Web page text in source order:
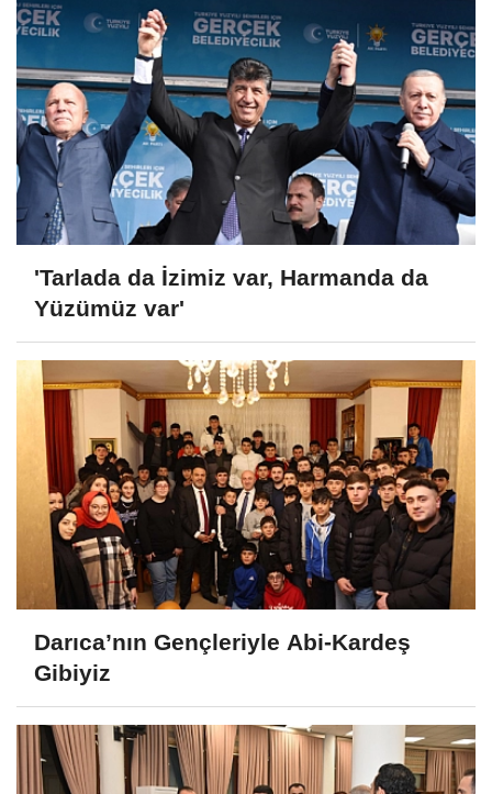
'Tarlada da İzimiz var, Harmanda da
Yüzümüz var'
Darıca’nın Gençleriyle Abi-Kardeş
Gibiyiz